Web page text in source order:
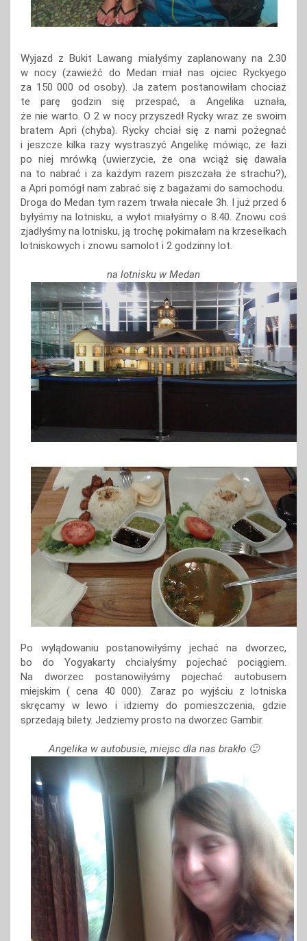
Wyjazd z Bukit Lawang miałyśmy zaplanowany na 2.30
w nocy (zawieźć do Medan miał nas ojciec Ryckyego
za 150 000 od osoby). Ja zatem postanowiłam chociaż
te parę godzin się przespać, a Angelika uznała,
że nie warto. O 2 w nocy przyszedł Rycky wraz ze swoim
bratem Apri (chyba). Rycky chciał się z nami pożegnać
i jeszcze kilka razy wystraszyć Angelikę mówiąc, że łazi
po niej mrówką (uwierzycie, że ona wciąż się dawała
na to nabrać i za każdym razem piszczała że strachu?),
a Apri pomógł nam zabrać się z bagażami do samochodu.
Droga do Medan tym razem trwała niecałe 3h. I już przed 6
byłyśmy na lotnisku, a wylot miałyśmy o 8.40. Znowu coś
zjadłyśmy na lotnisku, ją trochę pokimałam na krzesełkach
lotniskowych i znowu samolot i 2 godzinny lot.
na lotnisku w Medan
Po wylądowaniu postanowiłyśmy jechać na dworzec,
bo do Yogyakarty chciałyśmy pojechać pociągiem.
Na dworzec postanowiłyśmy pojechać autobusem
miejskim ( cena 40 000). Zaraz po wyjściu z lotniska
skręcamy w lewo i idziemy do pomieszczenia, gdzie
sprzedają bilety. Jedziemy prosto na dworzec Gambir.
Angelika w autobusie, miejsc dla nas brakło 🙂